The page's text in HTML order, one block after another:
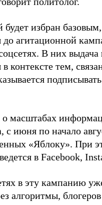
избран базовым,
до агитационной
В них
в контексте тем,
масштабах
с июня по начало
«Яблоку». При
в Facebook,
в эту кампанию
алгоритмы,